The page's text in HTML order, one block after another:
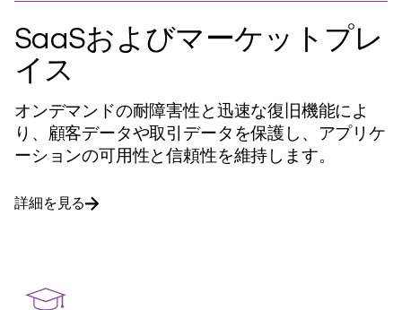
SaaSおよびマーケットプレ
イス
オンデマンドの耐障害性と迅速な復旧機能によ
り、顧客データや取引データを保護し、アプリケ
ーションの可用性と信頼性を維持します。
詳細を見る